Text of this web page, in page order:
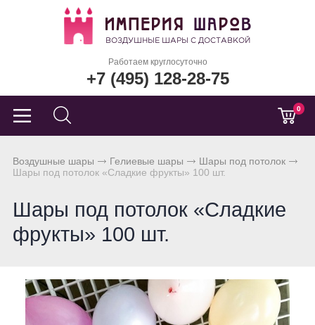
Работаем круглосуточно
+7 (495) 128-28-75
0
Воздушные шары Гелиевые шары
Шары под потолок
Шары под потолок «Сладкие фрукты» 100 шт.
Шары под потолок «Сладкие
фрукты» 100 шт.